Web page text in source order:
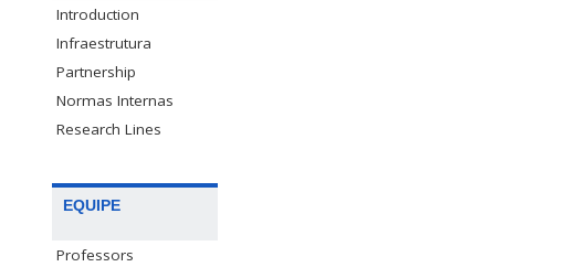
Introduction
Infraestrutura
Partnership
Normas Internas
Research Lines
EQUIPE
Professors